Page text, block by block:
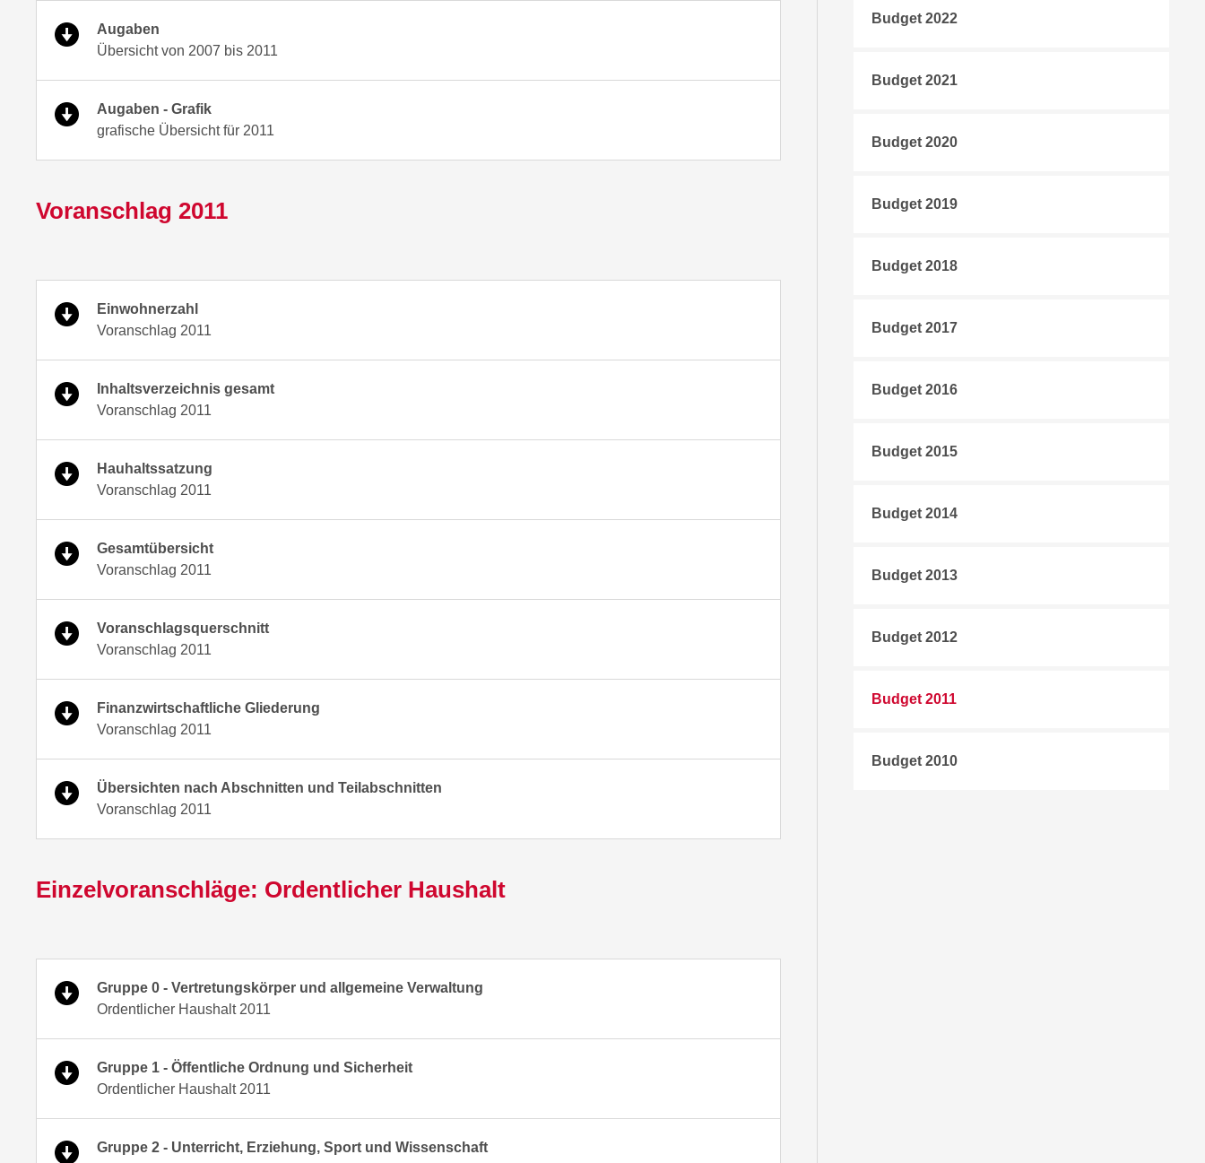
Augaben
Übersicht von 2007 bis 2011
Augaben - Grafik
grafische Übersicht für 2011
Voranschlag 2011
Einwohnerzahl
Voranschlag 2011
Inhaltsverzeichnis gesamt
Voranschlag 2011
Hauhaltssatzung
Voranschlag 2011
Gesamtübersicht
Voranschlag 2011
Voranschlagsquerschnitt
Voranschlag 2011
Finanzwirtschaftliche Gliederung
Voranschlag 2011
Übersichten nach Abschnitten und Teilabschnitten
Voranschlag 2011
Einzelvoranschläge: Ordentlicher Haushalt
Gruppe 0 - Vertretungskörper und allgemeine Verwaltung
Ordentlicher Haushalt 2011
Gruppe 1 - Öffentliche Ordnung und Sicherheit
Ordentlicher Haushalt 2011
Gruppe 2 - Unterricht, Erziehung, Sport und Wissenschaft
Budget 2022
Budget 2021
Budget 2020
Budget 2019
Budget 2018
Budget 2017
Budget 2016
Budget 2015
Budget 2014
Budget 2013
Budget 2012
Budget 2011
Budget 2010